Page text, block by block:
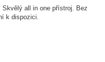
all in one přístroj. Bez
k dispozici.